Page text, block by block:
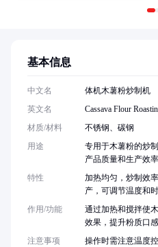
基本信息
中文名
体机木薯粉炒制机
英文名
Cassava Flour
材质/材料
不锈钢、碳钢
用途
专用于木薯粉的炒
产品质量和生产效率
特性
加热均匀，炒制效
产，可调节温度和时
作用/功能
通过加热和搅拌使
效果，提升粉质口
注意事项
操作时需注意温度